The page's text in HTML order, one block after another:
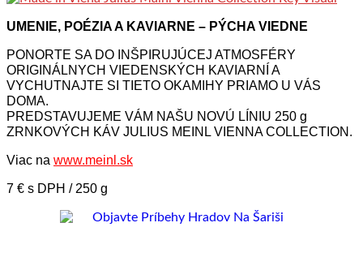
UMENIE, POÉZIA A KAVIARNE – PÝCHA VIEDNE
PONORTE SA DO INŠPIRUJÚCEJ ATMOSFÉRY
ORIGINÁLNYCH VIEDENSKÝCH KAVIARNÍ A
VYCHUTNAJTE SI TIETO OKAMIHY PRIAMO U VÁS
DOMA.
PREDSTAVUJEME VÁM NAŠU NOVÚ LÍNIU 250 g
ZRNKOVÝCH KÁV JULIUS MEINL VIENNA COLLECTION.
Viac na www.meinl.sk
7 € s DPH / 250 g